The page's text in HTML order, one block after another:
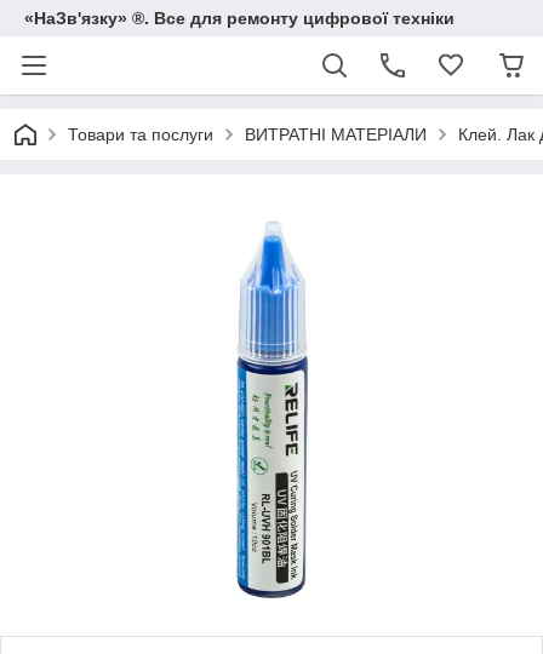
«НаЗв'язку» ®. Все для ремонту цифрової техніки
Товари та послуги ВИТРАТНІ МАТЕРІАЛИ Клей. Лак